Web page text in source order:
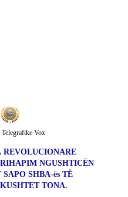
E TIJ.
REVOLUCIONARE
NGUSHTICËN
SHBA-ës TË
TONA.
Vox